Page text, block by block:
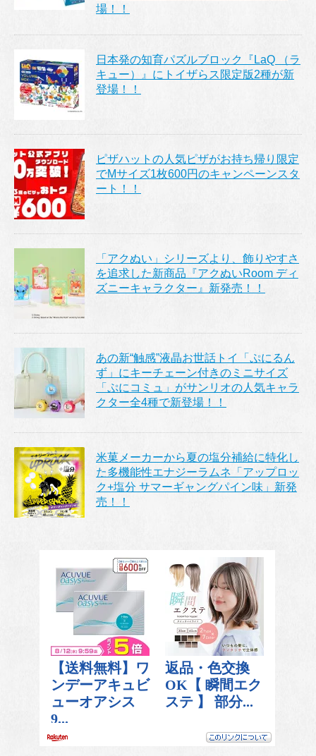
場！！
日本発の知育パズルブロック『LaQ （ラ
キュー）』にトイザらス限定版2種が新
登場！！
ピザハットの人気ピザがお持ち帰り限定
でMサイズ1枚600円のキャンペーンスタ
ート！！
「アクぬい」シリーズより、飾りやすさ
を追求した新商品『アクぬいRoom ディ
ズニーキャラクター』新発売！！
あの新“触感”液晶お世話トイ「ぷにるん
ず」にキーチェーン付きのミニサイズ
「ぷにコミュ」がサンリオの人気キャラ
クター全4種で新登場！！
米菓メーカーから夏の塩分補給に特化し
た多機能性エナジーラムネ「アップロッ
ク+塩分 サマーギャングパイン味」新発
売！！